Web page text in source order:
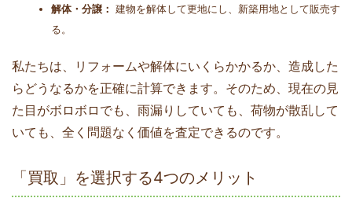
解体・分譲： 建物を解体して更地にし、新築用地として販売す
る。
私たちは、リフォームや解体にいくらかかるか、造成した
らどうなるかを正確に計算できます。そのため、現在の見
た目がボロボロでも、雨漏りしていても、荷物が散乱して
いても、全く問題なく価値を査定できるのです。
「買取」を選択する4つのメリット